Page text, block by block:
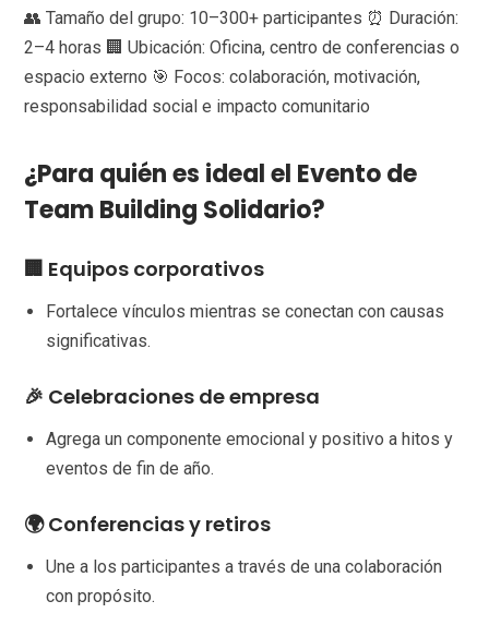
👥 Tamaño del grupo: 10–300+ participantes ⏰ Duración:
2–4 horas 🏢 Ubicación: Oficina, centro de conferencias o
espacio externo 🎯 Focos: colaboración, motivación,
responsabilidad social e impacto comunitario
¿Para quién es ideal el Evento de
Team Building Solidario?
🏢 Equipos corporativos
Fortalece vínculos mientras se conectan con causas
significativas.
🎉 Celebraciones de empresa
Agrega un componente emocional y positivo a hitos y
eventos de fin de año.
🌍 Conferencias y retiros
Une a los participantes a través de una colaboración
con propósito.